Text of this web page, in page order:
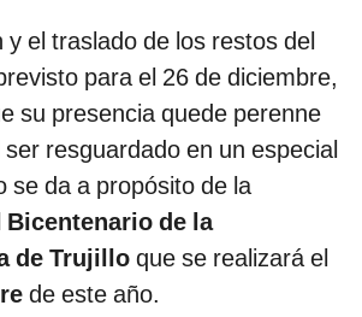
y el traslado de los restos del
para el 26 de diciembre,
su presencia quede perenne
resguardado en un especial
se da a propósito de la
Bicentenario de la
de Trujillo que se realizará el
de este año.